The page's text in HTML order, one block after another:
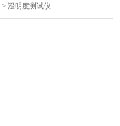
>澄明度测试仪